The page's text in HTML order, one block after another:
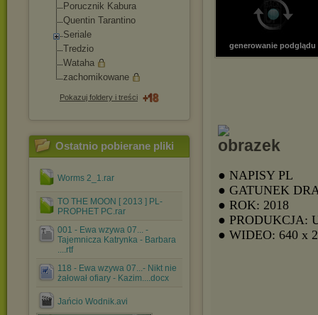
Porucznik Kabura
Quentin Tarantino
Seriale
Tredzio
Wataha
zachomikowane
Pokazuj foldery i treści
Ostatnio pobierane pliki
Worms 2_1.rar
TO THE MOON [ 2013 ] PL-
PROPHET PC.rar
001 - Ewa wzywa 07... -
Tajemnicza Katrynka - Barbara
....rtf
118 - Ewa wzywa 07...- Nikt nie
żałował ofiary - Kazim....docx
Jańcio Wodnik.avi
generowanie podglądu
● NAPISY PL
● GATUNEK
● ROK: 2018
● PRODUKCJA:
● WIDEO: 640 x